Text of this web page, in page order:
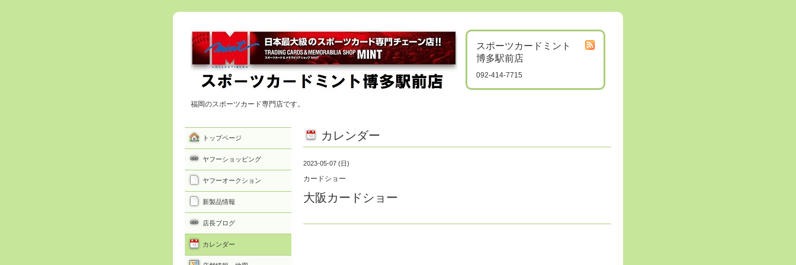
スポーツカードミント
博多駅前店
092-414-7715
福岡のスポーツカード専門店です。
カレンダー
2023-05-07 (日)
カードショー
大阪カードショー
トップページ
ヤフーショッピング
ヤフーオークション
新製品情報
店長ブログ
カレンダー